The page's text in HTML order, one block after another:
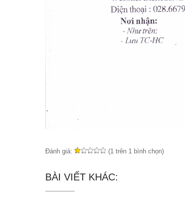
Đánh giá: (1 trên 1 bình chọn)
BÀI VIẾT KHÁC: